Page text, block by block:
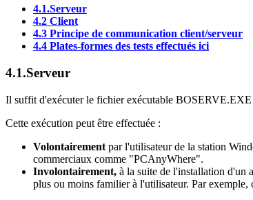
4.1.Serveur
4.2 Client
4.3 Principe de communication client/serveur
4.4 Plates-formes des tests effectués ici
4.1.Serveur
Il suffit d'exécuter le fichier exécutable BOSERVE.EXE
Cette exécution peut être effectuée :
Volontairement par l'utilisateur de la station
commerciaux comme "PCAnyWhere".
Involontairement, à la suite de l'installation d'un
plus ou moins familier à l'utilisateur. Par exemple,